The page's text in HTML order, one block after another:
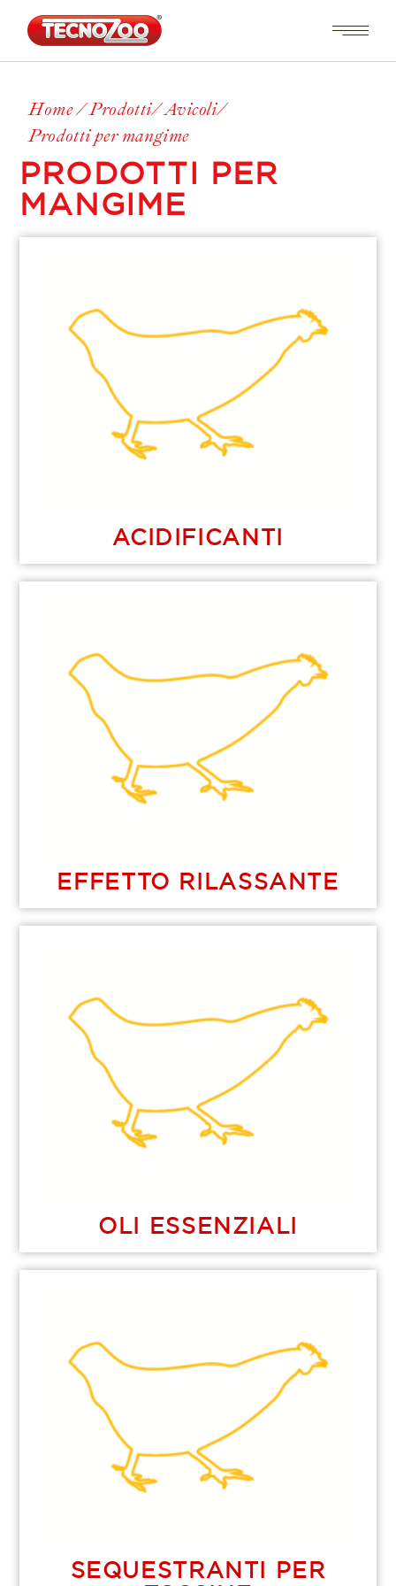
Home Prodotti Avicoli
Prodotti per mangime
PRODOTTI PER
MANGIME
ACIDIFICANTI
EFFETTO RILASSANTE
OLI ESSENZIALI
SEQUESTRANTI PER